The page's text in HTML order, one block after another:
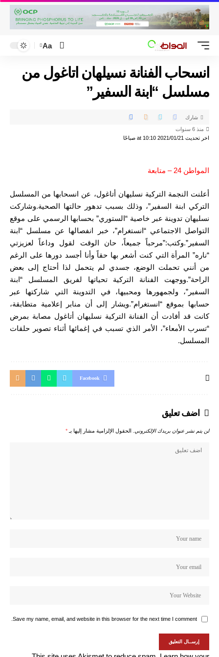
Aa
انسحاب الفنانة نسيلهان اتاغول من
مسلسل “ابنة السفير”
اخر تحديث 2021/01/21 at 10:10 صباحًا
منذ 6 سنوات
شارك
المواطن 24 – متابعة
أعلنت النجمة التركية نسليهان أتاغول، عن انسحابها من المسلسل
التركي ابنة السفير”، وذلك بسبب تدهور حالتها الصحية.وشاركت
نسليهان تدوينة عبر خاصية “الستوري” بحسابها الرسمي على موقع
التواصل الاجتماعي “انستغرام”، خبر انفصالها عن مسلسل “ابنة
السفير”.وكتب:”مرحباً جميعاً، حان الوقت لقول وداعاً لعزيزتي
“ناره” المرأة التي كنت أشعر بها حقاً وأنا أجسد دورها على الرغم
من أنني تحملت الوضع، جسدي لم يتحمل لذا أحتاج إلى بعض
الراحة”.ووجهت الفنانة التركية تحياتها لفريق المسلسل “ابنة
السفير”، ولجمهورها ومحبيها، في التدوينة التي شاركتها عبر
حسابها بموقع “انستغرام”.ويشار إلى أن منابر إعلامية متطابقة،
كانت قد أفادت أن الفنانة التركية نسليهان أتاغول مصابة بمرض
“تسرب الأمعاء”، الأمر الذي تسبب في إغمائها أثناء تصوير حلقات
المسلسل.
Facebook
اضف تعليق
لن يتم نشر عنوان بريدك الإلكتروني. الحقول الإلزامية مشار إليها بـ *
Save my name, email, and website in this browser for the next time I comment.